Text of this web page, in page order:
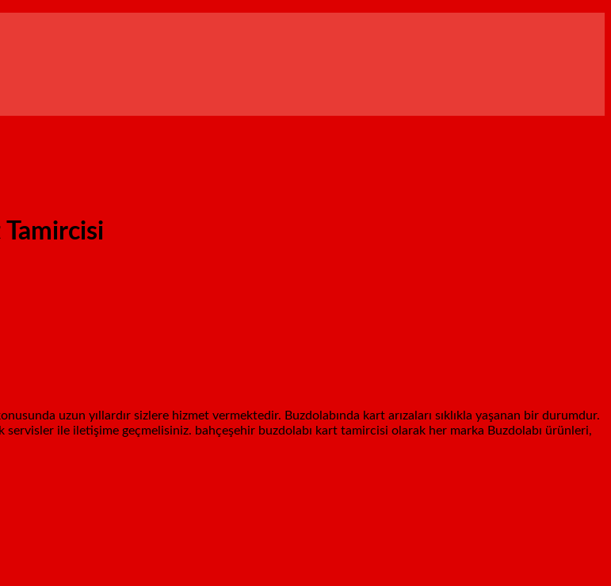
Tamircisi
uzun yıllardır sizlere hizmet vermektedir. Buzdolabında kart arızaları sıklıkla yaşanan bir durumdur.
ile iletişime geçmelisiniz. bahçeşehir buzdolabı kart tamircisi olarak her marka Buzdolabı ürünleri,